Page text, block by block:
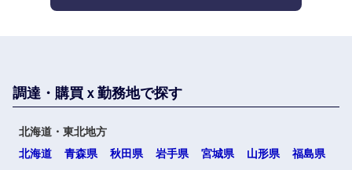
調達・購買ｘ勤務地で探す
北海道・東北地方
北海道
青森県 秋田県 岩手県 宮城県 山形県 福島県